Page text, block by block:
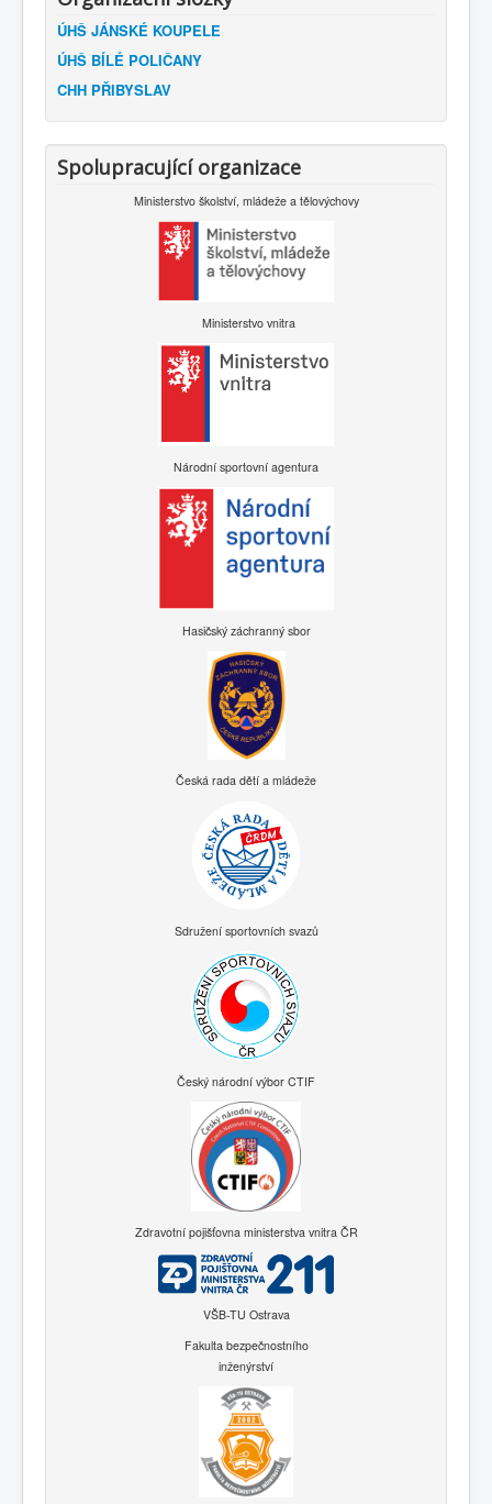
ÚHŠ JÁNSKÉ KOUPELE
ÚHŠ BÍLÉ POLIČANY
CHH PŘIBYSLAV
Spolupracující organizace
Ministerstvo školství, mládeže a tělovýchovy
Ministerstvo vnitra
Národní sportovní agentura
Hasičský záchranný sbor
Česká rada dětí a mládeže
Sdružení sportovních svazů
Český národní výbor CTIF
Zdravotní pojišťovna ministerstva vnitra ČR
VŠB-TU Ostrava
Fakulta bezpečnostního
inženýrství